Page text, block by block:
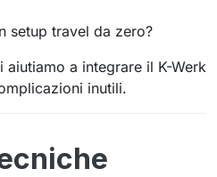
setup travel da zero?
aiutiamo a integrare il K-Werk
inutili.